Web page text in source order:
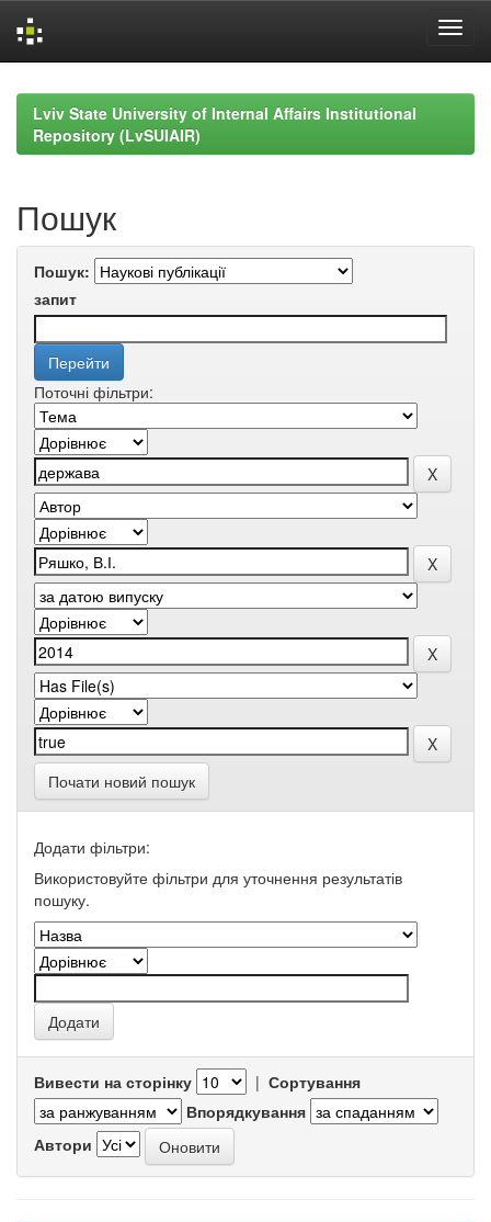
navigationLviv State University of Internal Affairs Institutional
Repository (LvSUIAIR)
Пошук
Пошук:
запит
Поточні фільтри:
Почати новий пошук
Додати фільтри:
Використовуйте фільтри для уточнення результатів
пошуку.
Вивести на сторінку | Сортування
Впорядкування
Автори